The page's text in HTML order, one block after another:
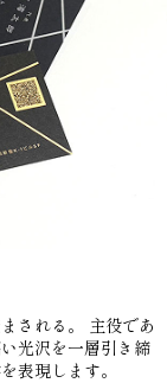
される。 主役であ
光沢を一層引き締
表現します。